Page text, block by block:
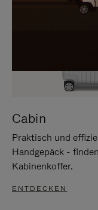
Cabin
Praktisch und
Handgepäck -
Kabinenkoffer.
ENTDECKEN